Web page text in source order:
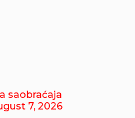
saobraćaja
7, 2026